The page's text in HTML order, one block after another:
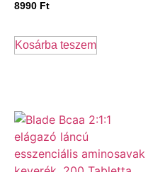
8990 Ft
Kosárba teszem